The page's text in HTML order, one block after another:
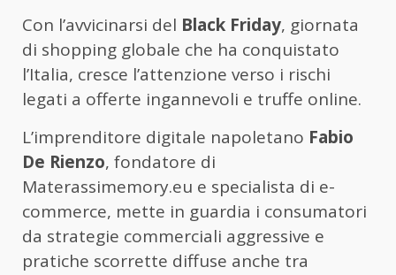
Con l’avvicinarsi del Black Friday, giornata
di shopping globale che ha conquistato
l’Italia, cresce l’attenzione verso i rischi
legati a offerte ingannevoli e truffe online.
L’imprenditore digitale napoletano Fabio
De Rienzo, fondatore di
Materassimemory.eu e specialista di e-
commerce, mette in guardia i consumatori
da strategie commerciali aggressive e
pratiche scorrette diffuse anche tra